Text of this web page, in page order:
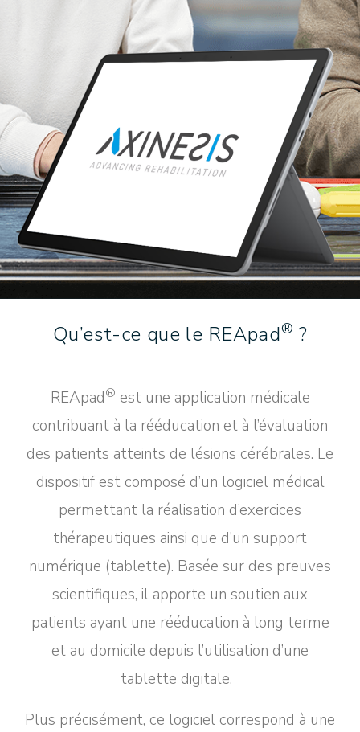
Qu’est-ce que le REApad® ?
REApad® est une application médicale
contribuant à la rééducation et à l’évaluation
des patients atteints de lésions cérébrales. Le
dispositif est composé d’un logiciel médical
permettant la réalisation d’exercices
thérapeutiques ainsi que d’un support
numérique (tablette). Basée sur des preuves
scientifiques, il apporte un soutien aux
patients ayant une rééducation à long terme
et au domicile depuis l’utilisation d’une
tablette digitale.
Plus précisément, ce logiciel correspond à une